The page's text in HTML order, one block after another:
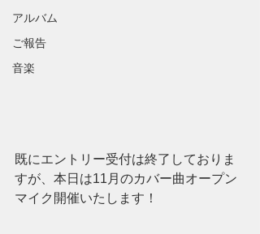
アルバム
ご報告
音楽
既にエントリー受付は終了しておりま
すが、本日は11月のカバー曲オープン
マイク開催いたします！